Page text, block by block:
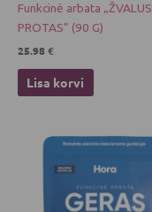
Funkcinė arbata „ŽVALUS
PROTAS” (90 G)
25.98€
Lisa korvi